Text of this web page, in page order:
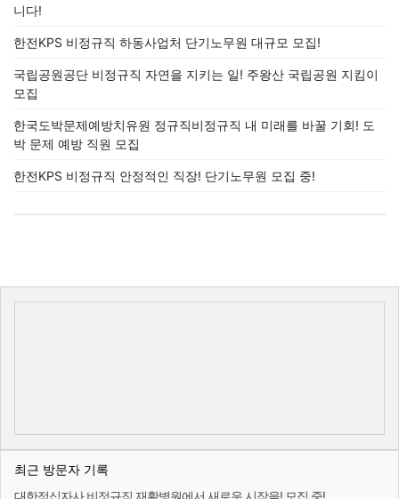
니다!
한전KPS 비정규직 하동사업처 단기노무원 대규모 모집!
국립공원공단 비정규직 자연을 지키는 일! 주왕산 국립공원 지킴이
모집
한국도박문제예방치유원 정규직비정규직 내 미래를 바꿀 기회! 도
박 문제 예방 직원 모집
한전KPS 비정규직 안정적인 직장! 단기노무원 모집 중!
최근 방문자 기록
대한적십자사 비정규직 재활병원에서 새로운 시작을! 모집 중!